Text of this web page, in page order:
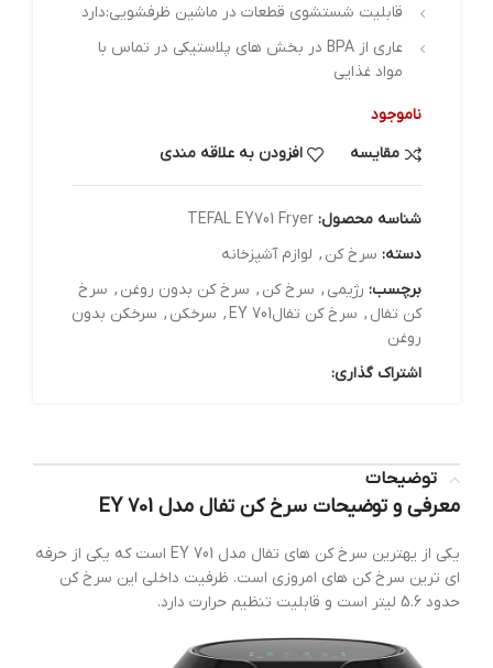
قابلیت شستشوی قطعات در ماشین ظرفشویی:دارد
عاری از BPA در بخش های پلاستیکی در تماس با
مواد غذایی
ناموجود
مقایسه
افزودن به علاقه مندی
شناسه محصول: TEFAL EY701 Fryer
دسته: سرخ کن , لوازم آشپزخانه
برچسب: رژیمی , سرخ کن , سرخ کن بدون روغن , سرخ
کن تفال , سرخ کن تفالEY 701 , سرخکن , سرخکن بدون
روغن
اشتراک گذاری:
توضیحات
معرفی و توضیحات سرخ کن تفال مدل EY 701
یکی از یهترین سرخ کن های تفال مدل EY 701 است که یکی از حرفه
ای ترین سرخ کن های امروزی است. ظرفیت داخلی این سرخ کن
حدود 5.6 لیتر است و قابلیت تنظیم حرارت دارد.